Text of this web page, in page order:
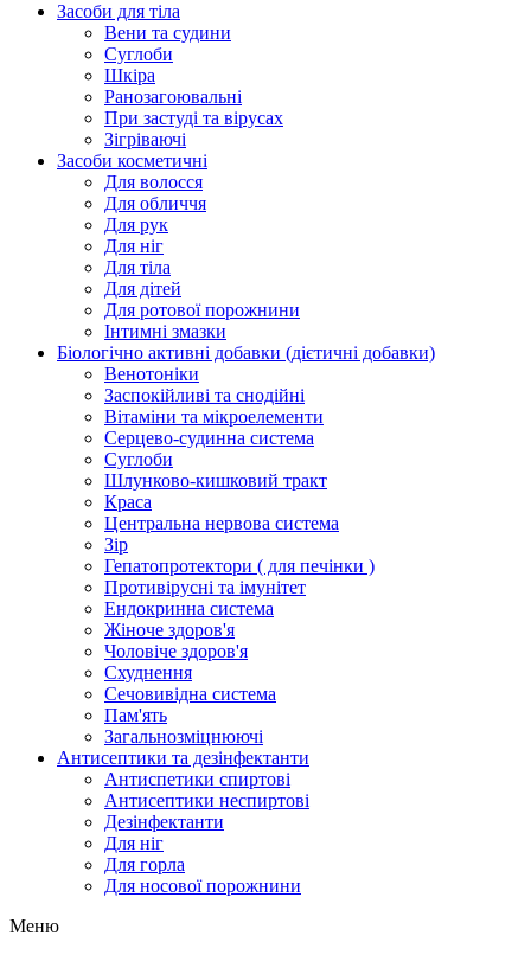
Засоби для тіла
Вени та судини
Суглоби
Шкіра
Ранозагоювальні
При застуді та вірусах
Зігріваючі
Засоби косметичні
Для волосся
Для обличчя
Для рук
Для ніг
Для тіла
Для дітей
Для ротової порожнини
Інтимні змазки
Біологічно активні добавки (дієтичні добавки)
Венотоніки
Заспокійливі та снодійні
Вітаміни та мікроелементи
Серцево-судинна система
Суглоби
Шлунково-кишковий тракт
Краса
Центральна нервова система
Зір
Гепатопротектори ( для печінки )
Противірусні та імунітет
Ендокринна система
Жіноче здоров'я
Чоловіче здоров'я
Схуднення
Сечовивідна система
Пам'ять
Загальнозміцнюючі
Антисептики та дезінфектанти
Антиспетики спиртові
Антисептики неспиртові
Дезінфектанти
Для ніг
Для горла
Для носової порожнини
Меню